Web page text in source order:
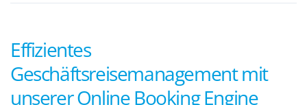
Effizientes
Geschäftsreisemanagement mit
unserer Online Booking Engine